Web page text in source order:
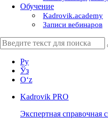
Обучение
Kadrovik.academy
Записи вебинаров
Ру
Ўз
Oʻz
Kadrovik PRO
Экспертная справочная